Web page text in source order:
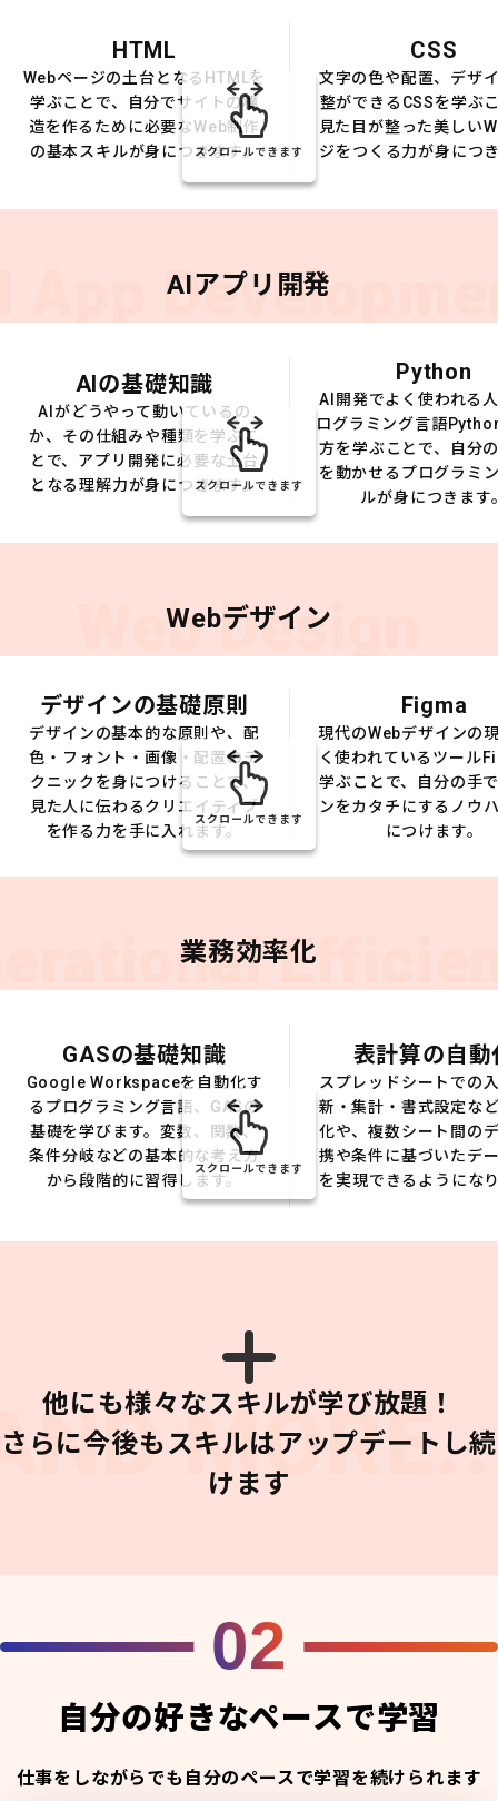
HTML
Webページの土台となるHTMLを
学ぶことで、自分でサイトの構
造を作るために必要なWeb制作
の基本スキルが身につきます。
CSS
文字の色や配置、デザ
整ができるCSSを学ぶ
見た目が整った美しい
ジをつくる力が身につ
スクロールできます
App AIアプリ開発
AIの基礎知識
AIがどうやって動いているの
か、その仕組みや種類を学ぶこ
とで、アプリ開発に必要な土台
となる理解力が身につきます。
Python
AI開発でよく使われる
ログラミング言語
方を学ぶことで、自分
を動かせるプログラミ
ルが身につきます
スクロールできます
Web Design
Webデザイン
デザインの基礎原則
デザインの基本的な原則や、配
色・フォント・画像・配置のテ
クニックを身につけることで、
見た人に伝わるクリエイティブ
を作る力を手に入れます。
Figma
現代のWebデザインの
く使われているツール
学ぶことで、自分の手
ンをカタチにするノウ
につけます。
スクロールできます
業務効率化
GASの基礎知識
Google Workspaceを自動化す
るプログラミング言語、GASの
基礎を学びます。変数、関数、
条件分岐などの基本的な考え方
から段階的に習得します。
表計算の自動
スプレッドシートでの
新・集計・書式設定な
化や、複数シート間の
携や条件に基づいたデ
を実現できるようにな
スクロールできます
他にも様々なスキルが学び放題！
さらに今後もスキルはアップデートし続
けます
02
自分の好きなペースで学習
仕事をしながらでも自分のペースで学習を続けられます